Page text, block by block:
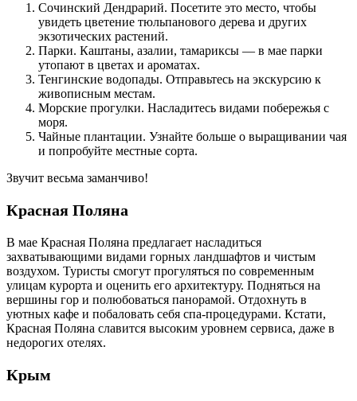
Сочинский Дендрарий. Посетите это место, чтобы
увидеть цветение тюльпанового дерева и других
экзотических растений.
Парки. Каштаны, азалии, тамариксы — в мае парки
утопают в цветах и ароматах.
Тенгинские водопады. Отправьтесь на экскурсию к
живописным местам.
Морские прогулки. Насладитесь видами побережья с
моря.
Чайные плантации. Узнайте больше о выращивании чая
и попробуйте местные сорта.
Звучит весьма заманчиво!
Красная Поляна
В мае Красная Поляна предлагает насладиться
захватывающими видами горных ландшафтов и чистым
воздухом. Туристы смогут прогуляться по современным
улицам курорта и оценить его архитектуру. Подняться на
вершины гор и полюбоваться панорамой. Отдохнуть в
уютных кафе и побаловать себя спа-процедурами. Кстати,
Красная Поляна славится высоким уровнем сервиса, даже в
недорогих отелях.
Крым